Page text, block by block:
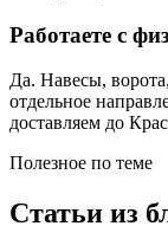
Работаете с
Да. Навесы,
отдельное
доставляем до
Полезное по теме
Статьи из